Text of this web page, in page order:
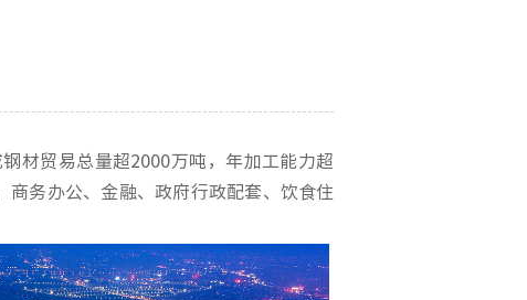
材贸易总量超2000万吨，年加工能力超
务办公、金融、政府行政配套、饮食住